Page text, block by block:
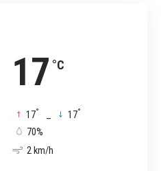
17 °C
17° 17°
70%
2 km/h